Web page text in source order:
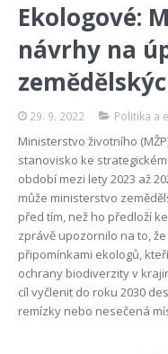
Ekologové:
návrhy na
29. 9. 2022 Politika a
Ministerstvo životního
stanovisko ke
období mezi lety 2023 až
může ministerstvo
před tím, než ho předloží
zprávě upozornilo na to,
připomínkami ekologů,
ochrany biodiverzity v
cíl vyčlenit do roku 2030
remízky nebo nesečená